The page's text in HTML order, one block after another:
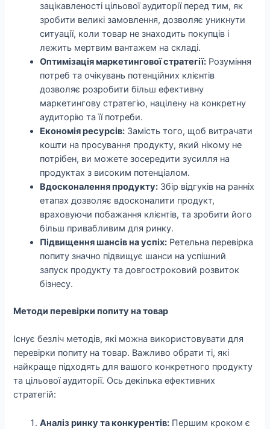
зацікавленості цільової аудиторії перед тим, як
зробити великі замовлення, дозволяє уникнути
ситуації, коли товар не знаходить покупців і
лежить мертвим вантажем на складі.
Оптимізація маркетингової стратегії: Розуміння
потреб та очікувань потенційних клієнтів
дозволяє розробити більш ефективну
маркетингову стратегію, націлену на конкретну
аудиторію та її потреби.
Економія ресурсів: Замість того, щоб витрачати
кошти на просування продукту, який нікому не
потрібен, ви можете зосередити зусилля на
продуктах з високим потенціалом.
Вдосконалення продукту: Збір відгуків на ранніх
етапах дозволяє вдосконалити продукт,
враховуючи побажання клієнтів, та зробити його
більш привабливим для ринку.
Підвищення шансів на успіх: Ретельна перевірка
попиту значно підвищує шанси на успішний
запуск продукту та довгостроковий розвиток
бізнесу.
Методи перевірки попиту на товар
Існує безліч методів, які можна використовувати для
перевірки попиту на товар. Важливо обрати ті, які
найкраще підходять для вашого конкретного продукту
та цільової аудиторії. Ось декілька ефективних
стратегій:
Аналіз ринку та конкурентів: Першим кроком є